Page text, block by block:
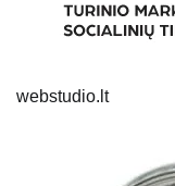
webstudio.lt